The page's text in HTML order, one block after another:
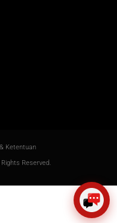
Ketentuan
Reserved.